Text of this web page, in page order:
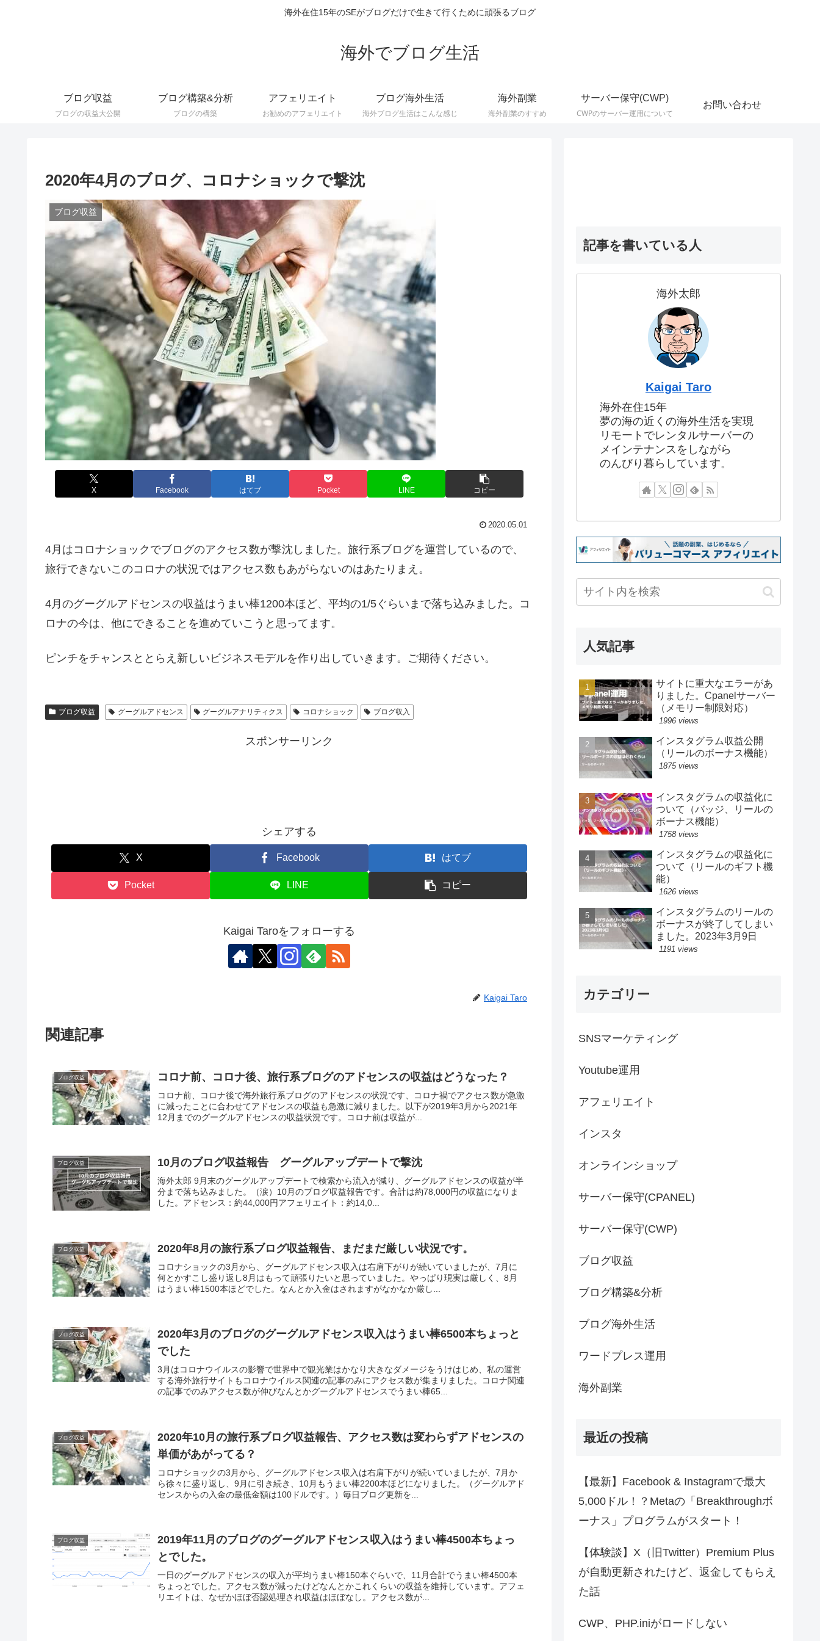
海外在住15年のSEがブログだけで生きて行くために頑張るブログ
海外でブログ生活
ブログ収益
ブログの収益大公開
ブログ構築&分析
ブログの構築
アフェリエイト
お勧めのアフェリエイト
ブログ海外生活
海外ブログ生活はこんな感じ
海外副業
海外副業のすすめ
サーバー保守(CWP)
CWPのサーバー運用について
お問い合わせ
2020年4月のブログ、コロナショックで撃沈
ブログ収益
X Facebook はてブ Pocket LINE コピー
2020.05.01
4月はコロナショックでブログのアクセス数が撃沈しました。旅行系ブログを運営しているので、
旅行できないこのコロナの状況ではアクセス数もあがらないのはあたりまえ。
4月のグーグルアドセンスの収益はうまい棒1200本ほど、平均の1/5ぐらいまで落ち込みました。コ
ロナの今は、他にできることを進めていこうと思ってます。
ピンチをチャンスととらえ新しいビジネスモデルを作り出していきます。ご期待ください。
ブログ収益 グーグルアドセンス グーグルアナリティクス コロナショック ブログ収入
スポンサーリンク
シェアする
X Facebook はてブ
Pocket LINE コピー
Kaigai Taroをフォローする
Kaigai Taro
関連記事
ブログ収益 コロナ前、コロナ後、旅行系ブログのアドセンスの収益はどうなった？
コロナ前、コロナ後で海外旅行系ブログのアドセンスの状況です、コロナ禍でアクセス数が急激
に減ったことに合わせてアドセンスの収益も急激に減りました。以下が2019年3月から2021年
12月までのグーグルアドセンスの収益状況です。コロナ前は収益が...
ブログ収益 10月のブログ収益報告 グーグルアップデートで撃沈
海外太郎 9月末のグーグルアップデートで検索から流入が減り、グーグルアドセンスの収益が半
分まで落ち込みました。（涙）10月のブログ収益報告です。合計は約78,000円の収益になりま
した。アドセンス：約44,000円アフェリエイト：約14,0...
ブログ収益 2020年8月の旅行系ブログ収益報告、まだまだ厳しい状況です。
コロナショックの3月から、グーグルアドセンス収入は右肩下がりが続いていましたが、7月に
何とかすこし盛り返し8月はもって頑張りたいと思っていました。やっぱり現実は厳しく、8月
はうまい棒1500本ほどでした。なんとか入金はされますがなかなか厳し...
ブログ収益
2020年3月のブログのグーグルアドセンス収入はうまい棒6500本ちょっと
でした
3月はコロナウイルスの影響で世界中で観光業はかなり大きなダメージをうけはじめ、私の運営
する海外旅行サイトもコロナウイルス関連の記事のみにアクセス数が集まりました。コロナ関連
の記事でのみアクセス数が伸びなんとかグーグルアドセンスでうまい棒65...
ブログ収益
2020年10月の旅行系ブログ収益報告、アクセス数は変わらずアドセンスの
単価があがってる？
コロナショックの3月から、グーグルアドセンス収入は右肩下がりが続いていましたが、7月か
ら徐々に盛り返し、9月に引き続き、10月もうまい棒2200本ほどになりました。（グーグルアド
センスからの入金の最低金額は100ドルです。）毎日ブログ更新を...
ブログ収益
2019年11月のブログのグーグルアドセンス収入はうまい棒4500本ちょっ
とでした。
一日のグーグルアドセンスの収入が平均うまい棒150本ぐらいで、11月合計でうまい棒4500本
ちょっとでした。アクセス数が減ったけどなんとかこれくらいの収益を維持しています。アフェ
リエイトは、なぜかほぼ否認処理され収益はほぼなし。アクセス数が...
記事を書いている人
海外太郎
Kaigai Taro
海外在住15年
夢の海の近くの海外生活を実現
リモートでレンタルサーバーの
メインテナンスをしながら
のんびり暮らしています。
人気記事
サイトに重大なエラーがあ
りました。Cpanelサーバー
（メモリー制限対応）
1996 views
インスタグラム収益公開
（リールのボーナス機能）
1875 views
インスタグラムの収益化に
ついて（バッジ、リールの
ボーナス機能）
1758 views
インスタグラムの収益化に
ついて（リールのギフト機
能）
1626 views
インスタグラムのリールの
ボーナスが終了してしまい
ました。2023年3月9日
1191 views
カテゴリー
SNSマーケティング
Youtube運用
アフェリエイト
インスタ
オンラインショップ
サーバー保守(CPANEL)
サーバー保守(CWP)
ブログ収益
ブログ構築&分析
ブログ海外生活
ワードプレス運用
海外副業
最近の投稿
【最新】Facebook & Instagramで最大
5,000ドル！？Metaの「Breakthroughボ
ーナス」プログラムがスタート！
【体験談】X（旧Twitter）Premium Plus
が自動更新されたけど、返金してもらえ
た話
CWP、PHP.iniがロードしない